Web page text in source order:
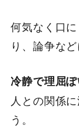
何気なく口
り、論争な
冷静で理屈
人との関係
う。